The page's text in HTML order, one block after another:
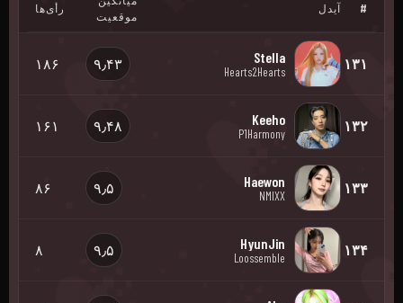
# آیدل
موقعیت
رأی‌ها
۱۳۱ Stella
Hearts2Hearts ۹٫۴۳ ۱۸۶
۱۳۲ Keeho
P1Harmony ۹٫۴۸ ۱۶۱
۱۳۳ Haewon
NMIXX ۹٫۵ ۸۶
۱۳۴ HyunJin
Loossemble ۹٫۵ ۸